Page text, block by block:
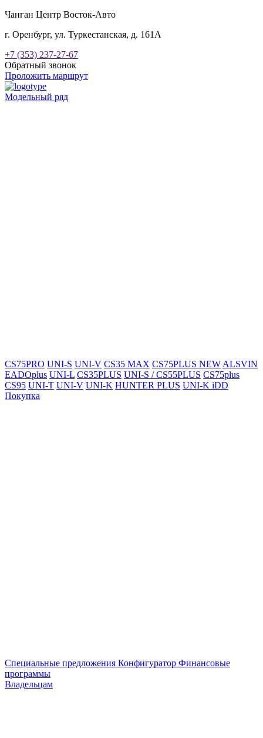
Чанган Центр Восток-Авто
г. Оренбург, ул. Туркестанская, д. 161А
+7 (353) 237-27-67
Обратный звонок
Проложить маршрут
Модельный ряд
CS75PRO UNI-S UNI-V CS35 MAX CS75PLUS NEW ALSVIN
EADOplus UNI-L CS35PLUS UNI-S / CS55PLUS CS75plus
CS95 UNI-T UNI-V UNI-K HUNTER PLUS UNI-K iDD
Покупка
Специальные предложения Конфигуратор Финансовые
программы
Владельцам